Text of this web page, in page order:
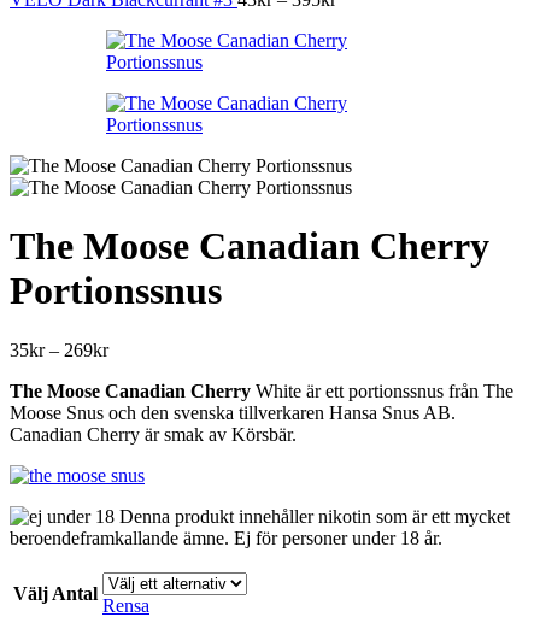
till
The Moose Canadian Cherry
Portionssnus
35kr – 269krPrisintervall:
till
269kr
The Moose Canadian Cherry White är ett portionssnus från The
Moose Snus och den svenska tillverkaren Hansa Snus AB.
Canadian Cherry är smak av Körsbär.
Denna produkt innehåller nikotin som är ett mycket
beroendeframkallande ämne. Ej för personer under 18 år.
Välj Antal
Rensa